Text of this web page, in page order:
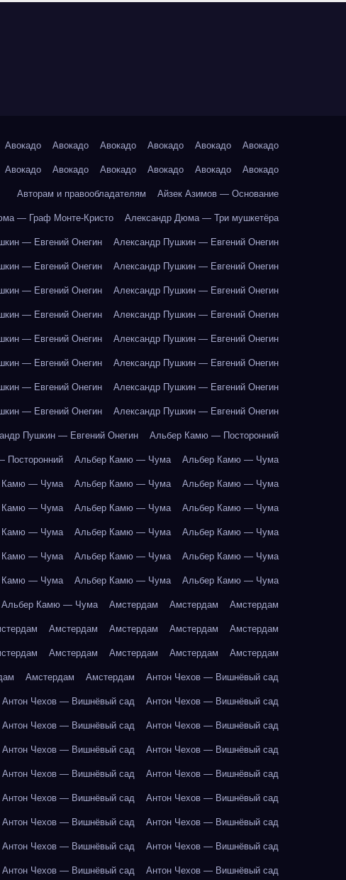
Авокадо Авокадо Авокадо Авокадо Авокадо Авокадо
Авокадо Авокадо Авокадо Авокадо Авокадо Авокадо
Авторам и правообладателям Айзек Азимов — Основание
— Граф Монте-Кристо Александр Дюма — Три мушкетёра
— Евгений Онегин Александр Пушкин — Евгений Онегин
— Евгений Онегин Александр Пушкин — Евгений Онегин
— Евгений Онегин Александр Пушкин — Евгений Онегин
— Евгений Онегин Александр Пушкин — Евгений Онегин
— Евгений Онегин Александр Пушкин — Евгений Онегин
— Евгений Онегин Александр Пушкин — Евгений Онегин
— Евгений Онегин Александр Пушкин — Евгений Онегин
— Евгений Онегин Александр Пушкин — Евгений Онегин
Пушкин — Евгений Онегин Альбер Камю — Посторонний
Альбер Камю — Чума Альбер Камю — Чума
Камю — Чума Альбер Камю — Чума Альбер Камю — Чума
Камю — Чума Альбер Камю — Чума Альбер Камю — Чума
Камю — Чума Альбер Камю — Чума Альбер Камю — Чума
Камю — Чума Альбер Камю — Чума Альбер Камю — Чума
Камю — Чума Альбер Камю — Чума Альбер Камю — Чума
Альбер Камю — Чума Амстердам Амстердам Амстердам
Амстердам Амстердам Амстердам Амстердам
Амстердам Амстердам Амстердам Амстердам
Амстердам Амстердам Антон Чехов — Вишнёвый сад
Антон Чехов — Вишнёвый сад Антон Чехов — Вишнёвый сад
Антон Чехов — Вишнёвый сад Антон Чехов — Вишнёвый сад
Антон Чехов — Вишнёвый сад Антон Чехов — Вишнёвый сад
Антон Чехов — Вишнёвый сад Антон Чехов — Вишнёвый сад
Антон Чехов — Вишнёвый сад Антон Чехов — Вишнёвый сад
Антон Чехов — Вишнёвый сад Антон Чехов — Вишнёвый сад
Антон Чехов — Вишнёвый сад Антон Чехов — Вишнёвый сад
Антон Чехов — Вишнёвый сад Антон Чехов — Вишнёвый сад